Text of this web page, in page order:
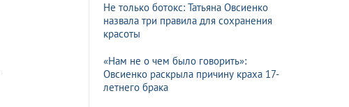
Не только ботокс: Татьяна Овсиенко
назвала три правила для сохранения
красоты
«Нам не о чем было говорить»:
Овсиенко раскрыла причину краха 17-
летнего брака